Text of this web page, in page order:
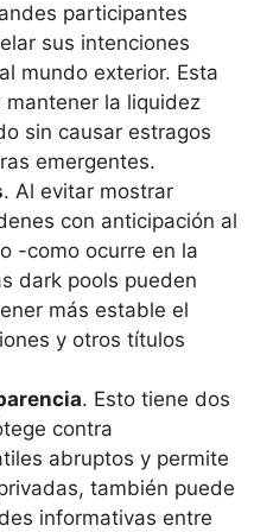
participantes
sus intenciones
mundo exterior. Esta
la liquidez
sin causar estragos
emergentes.
. Al evitar mostrar
con anticipación al
-como ocurre en la
dark pools pueden
más estable el
y otros títulos
. Esto tiene dos
contra
abruptos y permite
también puede
informativas entre